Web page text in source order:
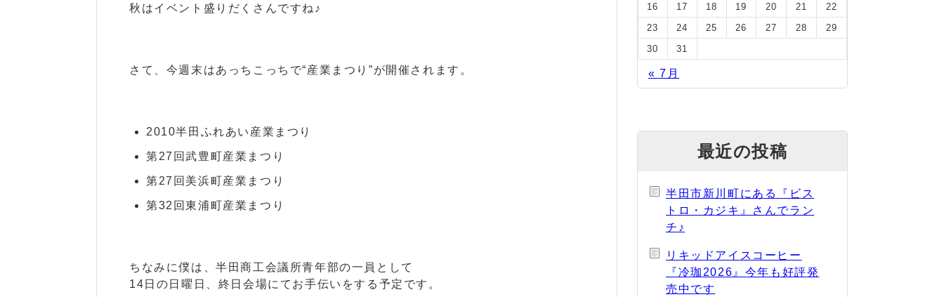
秋はイベント盛りだくさんですね♪
さて、今週末はあっちこっちで“産業まつり”が開催されます。
2010半田ふれあい産業まつり
第27回武豊町産業まつり
第27回美浜町産業まつり
第32回東浦町産業まつり
ちなみに僕は、半田商工会議所青年部の一員として
14日の日曜日、終日会場にてお手伝いをする予定です。
16
17 18 19 20 21
22
23
24 25 26 27 28
29
30
31
« 7月
最近の投稿
半田市新川町にある『ビス
トロ・カジキ』さんでラン
チ♪
リキッドアイスコーヒー
『冷珈2026』今年も好評発
売中です